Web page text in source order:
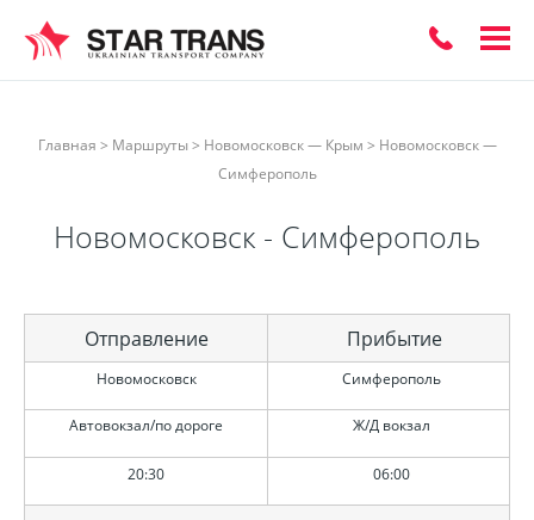
ЗВОНОК
Главная > Маршруты> Новомосковск — Крым > Новомосковск —
Симферополь
Новомосковск - Симферополь
Отправление
Новомосковск
Автовокзал/по дороге
20:30
Прибытие
Симферополь
Ж/Д вокзал
06:00